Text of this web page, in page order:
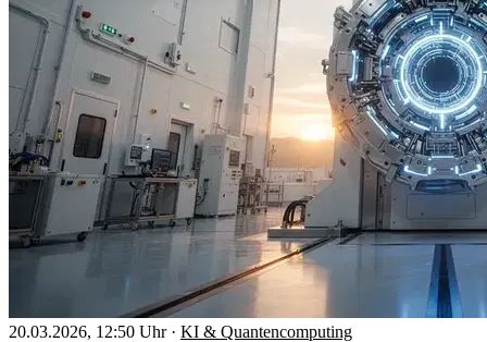
20.03.2026, 12:50 Uhr · KI & Quantencomputing